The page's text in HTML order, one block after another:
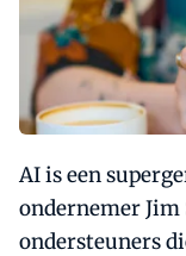
AI is een
ondernemer Jim
ondersteuners